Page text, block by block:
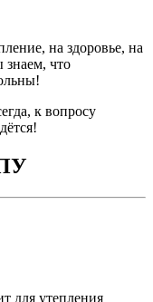
на здоровье, на
что
к вопросу
для утепления